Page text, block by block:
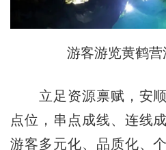
游客游览黄鹤
立足资源禀赋，安顺
点位，串点成线、连线
游客多元化、品质化、